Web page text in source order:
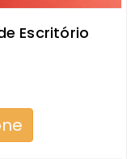
Escritório